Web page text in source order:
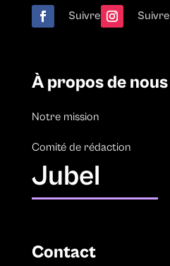
Suivre Suivre
À propos de nous
Notre mission
Comité de rédaction
Jubel
Contact